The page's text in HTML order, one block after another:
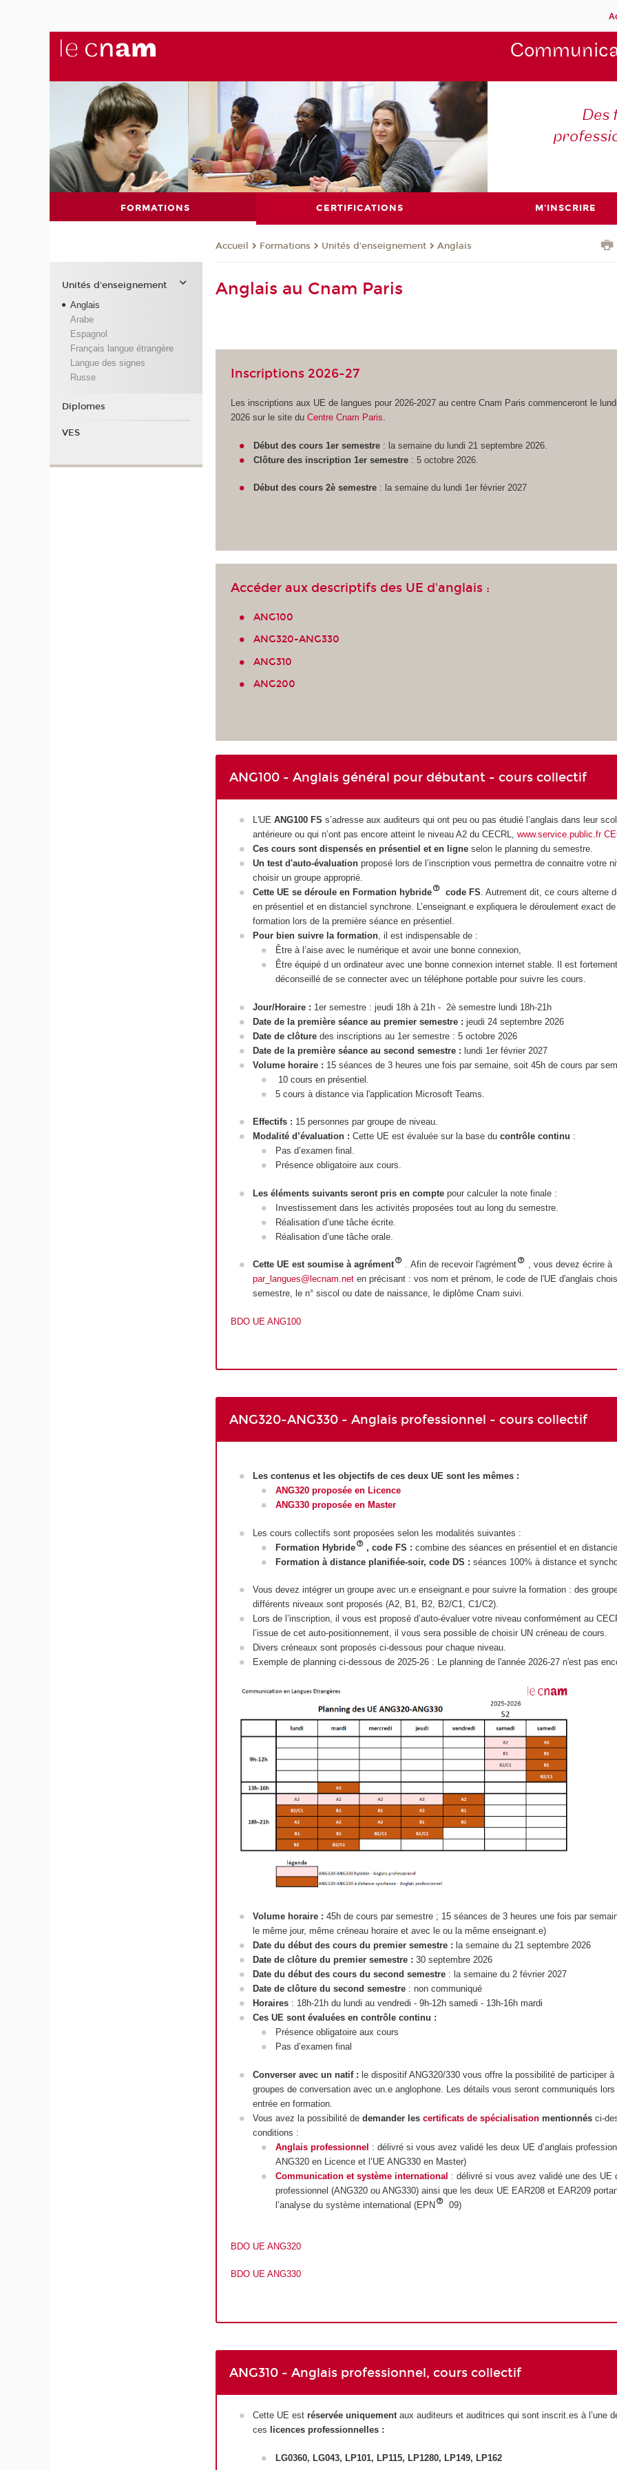
Des
FORMATIONS CERTIFICATIONS M'INSCRIRE
Accueil Formations Unités d'enseignement Anglais
Anglais au Cnam Paris
Inscriptions 2026-27
Les inscriptions aux UE de langues pour 2026-2027 au centre Cnam Paris commenceront le
2026 sur le site duCentre Cnam Paris.
Début des cours 1er semestre: la semaine du lundi 21 septembre 2026.
Clôture des inscription 1er semestre: 5 octobre 2026.
Début des cours 2è semestre: la semaine du lundi 1er février 2027
Accéder aux descriptifs des UE d'anglais :
ANG100
ANG320-ANG330
ANG310
ANG200
ANG100 - Anglais général pour débutant - cours collectif
L'UE ANG100 FS s’adresse aux auditeurs qui ont peu ou pas étudié l’anglais dans leur
antérieure ou qui n’ont pas encore atteint le niveau A2 du CECRL,www.service.public.fr
Ces cours sont dispensés en présentiel et en ligneselon le planning du semestre.
Un test d'auto-évaluation proposé lors de l’inscription vous permettra de connaitre votre
choisir un groupe approprié.
Cette UE se déroule en Formation hybride
code FS. Autrement dit, ce cours alterne
en présentiel et en distanciel synchrone. L’enseignant.e expliquera le déroulement exact
formation lors de la première séance en présentiel.
Pour bien suivre la formation, il est indispensable de :
Être à l’aise avec le numérique et avoir une bonne connexion,
Être équipé d un ordinateur avec une bonne connexion internet stable. Il est fortement
déconseillé de se connecter avec un téléphone portable pour suivre les cours.
Jour/Horaire : 1er semestre : jeudi 18h à 21h - 2è semestre lundi 18h-21h
Date de la première séance au premier semestre :jeudi 24 septembre 2026
Date de clôturedes inscriptions au 1er semestre : 5 octobre 2026
Date de la première séance au second semestre :lundi 1er février 2027
Volume horaire : 15 séances de 3 heures une fois par semaine, soit 45h de cours par
10 cours en présentiel.
5 cours à distance via l'application Microsoft Teams.
Effectifs : 15 personnes par groupe de niveau.
Modalité d’évaluation : Cette UE est évaluée sur la base ducontrôle continu :
Pas d’examen final.
Présence obligatoire aux cours.
Les éléments suivants seront pris en compte pour calculer la note finale :
Investissement dans les activités proposées tout au long du semestre.
Réalisation d’une tâche écrite.
Réalisation d’une tâche orale.
Cette UE est soumise à agrément . Afin de recevoir l'agrément
, vous devez écrire à
par_langues@lecnam.net en précisant : vos nom et prénom, le code de l'UE d'anglais
semestre, le n° siscol ou date de naissance, le diplôme Cnam suivi.
BDO UE ANG100
ANG320-ANG330 - Anglais professionnel - cours collectif
Les contenus et les objectifs de ces deux UE sont les mêmes :
ANG320 proposée en Licence
ANG330 proposée en Master
Les cours collectifs sont proposées selon les modalités suivantes :
Formation Hybride
, code FS : combine des séances en présentiel et en
Formation à distance planifiée-soir, code DS : séances 100% à distance et
Vous devez intégrer un groupe avec un.e enseignant.e pour suivre la formation : des
différents niveaux sont proposés (A2, B1, B2, B2/C1, C1/C2).
Lors de l’inscription, il vous est proposé d’auto-évaluer votre niveau conformément au
l’issue de cet auto-positionnement, il vous sera possible de choisir UN créneau de cours.
Divers créneaux sont proposés ci-dessous pour chaque niveau.
Exemple de planning ci-dessous de 2025-26 : Le planning de l'année 2026-27 n'est pas
Volume horaire : 45h de cours par semestre ; 15 séances de 3 heures une fois par
le même jour, même créneau horaire et avec le ou la même enseignant.e)
Date du début des cours du premier semestre : la semaine du 21 septembre 2026
Date de clôture du premier semestre : 30 septembre 2026
Date du début des cours du second semestre : la semaine du 2 février 2027
Date de clôture du second semestre : non communiqué
Horaires : 18h-21h du lundi au vendredi - 9h-12h samedi - 13h-16h mardi
Ces UE sont évaluées en contrôle continu :
Présence obligatoire aux cours
Pas d’examen final
Converser avec un natif : le dispositif ANG320/330 vous offre la possibilité de participer à
groupes de conversation avec un.e anglophone. Les détails vous seront communiqués
entrée en formation.
Vous avez la possibilité dedemander lescertificats de spécialisation mentionnés ci-
conditions :
Anglais professionnel : délivré si vous avez validé les deux UE d’anglais
ANG320 en Licence et l’UE ANG330 en Master)
Communication et système international : délivré si vous avez validé une des UE
professionnel (ANG320 ou ANG330) ainsi que les deux UE EAR208 et EAR209
l’analyse du système international (EPN
09)
BDO UE ANG320
BDO UE ANG330
ANG310 - Anglais professionnel, cours collectif
Cette UE estréservée uniquementaux auditeurs et auditrices qui sont inscrit.es à l’une
ces licences professionnelles :
LG0360, LG043, LP101, LP115, LP1280, LP149, LP162
Unités d'enseignement
Anglais
Arabe
Espagnol
Français langue étrangère
Langue des signes
Russe
Diplomes
VES